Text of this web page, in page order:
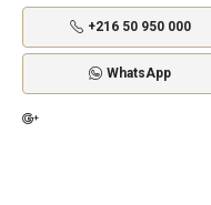
+216 50 950 000
WhatsApp